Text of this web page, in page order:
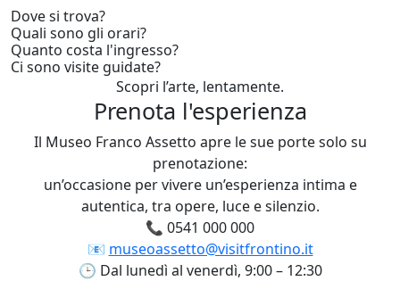
Dove si trova?
Quali sono gli orari?
Quanto costa l'ingresso?
Ci sono visite guidate?
Scopri l’arte, lentamente.
Prenota l'esperienza
Il Museo Franco Assetto apre le sue porte solo su
prenotazione:
un’occasione per vivere un’esperienza intima e
autentica, tra opere, luce e silenzio.
📞 0541 000 000
📧 museoassetto@visitfrontino.it
🕒 Dal lunedì al venerdì, 9:00 – 12:30